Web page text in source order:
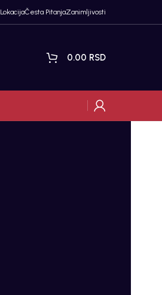
LokacijaČesta PitanjaZanimljivosti
0.00 RSD